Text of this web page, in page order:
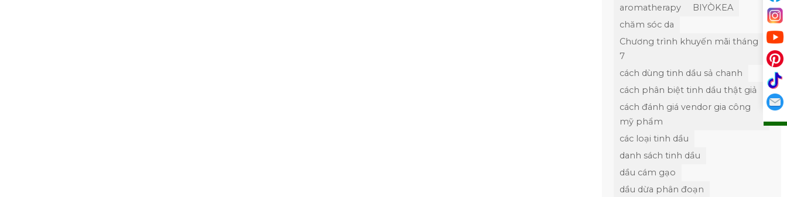
aromatherapy
BIYÒKEA
chăm sóc da
Chương trình khuyến mãi tháng
7
cách dùng tinh dầu sả chanh
cách phân biệt tinh dầu thật giả
cách đánh giá vendor gia công
mỹ phẩm
các loại tinh dầu
danh sách tinh dầu
dầu cám gạo
dầu dừa phân đoạn